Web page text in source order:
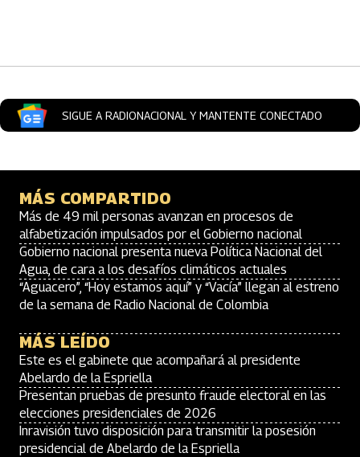
SIGUE A RADIONACIONAL Y MANTENTE CONECTADO
MÁS COMPARTIDO
Más de 49 mil personas avanzan en procesos de
alfabetización impulsados por el Gobierno nacional
Gobierno nacional presenta nueva Política Nacional del
Agua, de cara a los desafíos climáticos actuales
“Aguacero”, “Hoy estamos aquí” y “Vacía” llegan al estreno
de la semana de Radio Nacional de Colombia
MÁS LEÍDO
Este es el gabinete que acompañará al presidente
Abelardo de la Espriella
Presentan pruebas de presunto fraude electoral en las
elecciones presidenciales de 2026
Inravisión tuvo disposición para transmitir la posesión
presidencial de Abelardo de la Espriella